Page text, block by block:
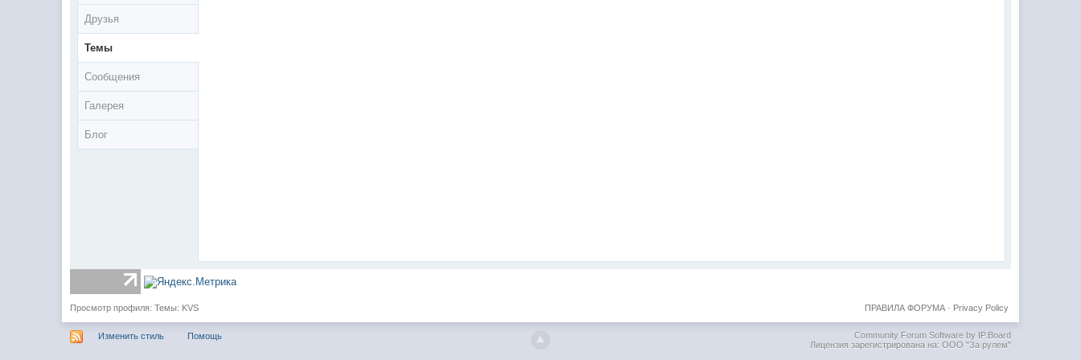
Друзья
Темы
Сообщения
Галерея
Блог
Просмотр профиля: Темы: KVS Privacy Policy
ПРАВИЛА ФОРУМА·
Изменить стиль Помощь
Community Forum Software by IP.Board
Лицензия зарегистрирована на: ООО "За рулем"